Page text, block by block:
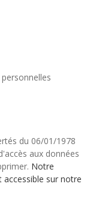
du 06/01/1978
aux données
Notre
sur notre